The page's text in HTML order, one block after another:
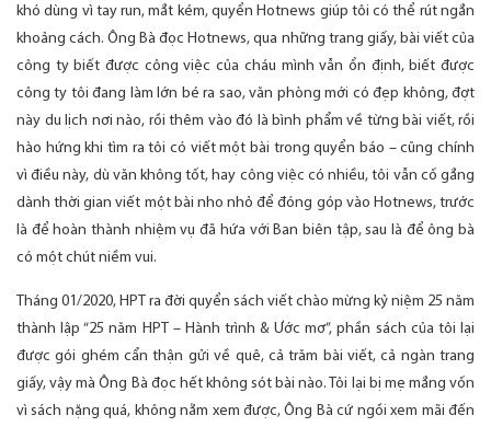
khó dùng vì tay run, mắt kém, quyển Hotnews giúp tôi có thể rút ngắn
khoảng cách. Ông Bà đọc Hotnews, qua những trang giấy, bài viết của
công ty biết được công việc của cháu mình vẫn ổn định, biết được
công ty tôi đang làm lớn bé ra sao, văn phòng mới có đẹp không, đợt
này du lịch nơi nào, rồi thêm vào đó là bình phẩm về từng bài viết, rồi
hào hứng khi tìm ra tôi có viết một bài trong quyển báo – cũng chính
vì điều này, dù văn không tốt, hay công việc có nhiều, tôi vẫn cố gắng
dành thời gian viết một bài nho nhỏ để đóng góp vào Hotnews, trước
là để hoàn thành nhiệm vụ đã hứa với Ban biên tập, sau là để ông bà
có một chút niềm vui.
Tháng 01/2020, HPT ra đời quyển sách viết chào mừng kỷ niệm 25 năm
thành lập “25 năm HPT – Hành trình & Ước mơ”, phần sách của tôi lại
được gói ghém cẩn thận gửi về quê, cả trăm bài viết, cả ngàn trang
giấy, vậy mà Ông Bà đọc hết không sót bài nào. Tôi lại bị mẹ mắng vốn
vì sách nặng quá, không nằm xem được, Ông Bà cứ ngồi xem mãi đến